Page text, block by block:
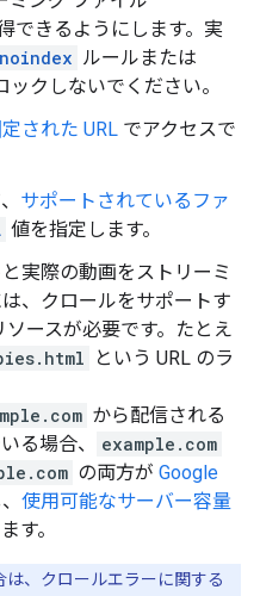
できるようにします。実
noindex ルールまたは
ックしないでください。
された URL でアクセスで
サポートされているファ
値を指定します。
実際の動画をストリーミ
、クロールをサポートす
ースが必要です。たとえ
という URL のラ
から配信される
る場合、
example.com
の両方が Google
使用可能なサーバー容量
す。
は、クロールエラーに関する